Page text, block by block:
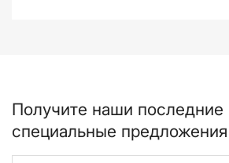
Получите наши последние
специальные предложения